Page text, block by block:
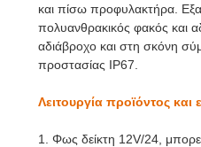
και πίσω προφυλακτήρα.
πολυανθρακικός φακός και
αδιάβροχο και στη σκόνη
προστασίας IP67.
Λειτουργία προϊόντος
1. Φως δείκτη 12V/24,